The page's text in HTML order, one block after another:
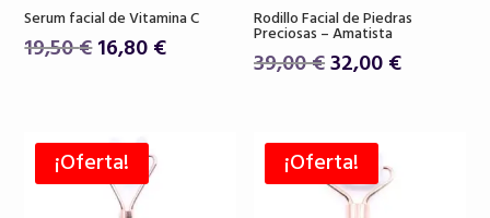
Serum facial de Vitamina C
19,50€El
19,50 €.
16,80€El
Rodillo Facial de Piedras
Preciosas – Amatista
39,00€El
era:
39,00 €.
32,00€El
¡Oferta! ¡Oferta!